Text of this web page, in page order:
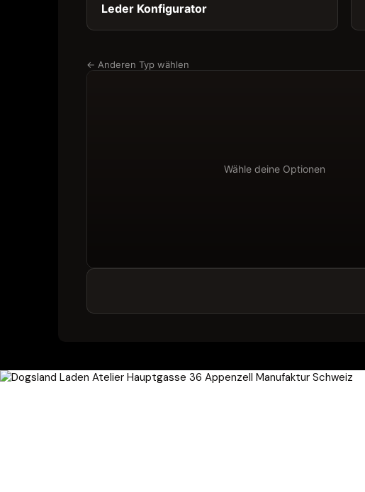
Leder Konfigurator
← Anderen Typ wählen
Wähle deine Optionen